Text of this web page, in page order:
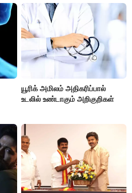
யூரிக் அமிலம் அதிகரிப்பால்
உடலில் உண்டாகும் அறிகுறிகள்